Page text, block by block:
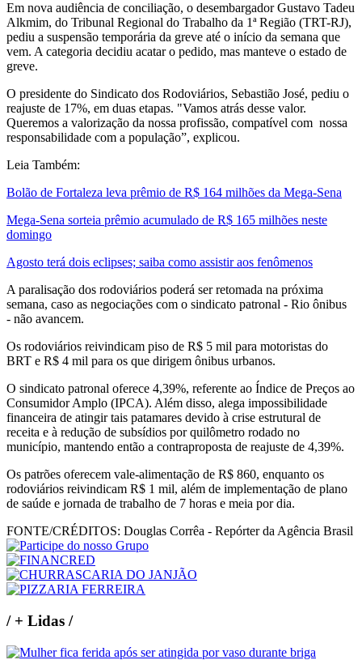
Em nova audiência de conciliação, o desembargador Gustavo Tadeu
Alkmim, do Tribunal Regional do Trabalho da 1ª Região (TRT-RJ),
pediu a suspensão temporária da greve até o início da semana que
vem. A categoria decidiu acatar o pedido, mas manteve o estado de
greve.
O presidente do Sindicato dos Rodoviários, Sebastião José, pediu o
reajuste de 17%, em duas etapas. "Vamos atrás desse valor.
Queremos a valorização da nossa profissão, compatível com nossa
responsabilidade com a população”, explicou.
Leia Também:
Bolão de Fortaleza leva prêmio de R$ 164 milhões da Mega-Sena
Mega-Sena sorteia prêmio acumulado de R$ 165 milhões neste
domingo
Agosto terá dois eclipses; saiba como assistir aos fenômenos
A paralisação dos rodoviários poderá ser retomada na próxima
semana, caso as negociações com o sindicato patronal - Rio ônibus
- não avancem.
Os rodoviários reivindicam piso de R$ 5 mil para motoristas do
BRT e R$ 4 mil para os que dirigem ônibus urbanos.
O sindicato patronal oferece 4,39%, referente ao Índice de Preços ao
Consumidor Amplo (IPCA). Além disso, alega impossibilidade
financeira de atingir tais patamares devido à crise estrutural de
receita e à redução de subsídios por quilômetro rodado no
município, mantendo então a contraproposta de reajuste de 4,39%.
Os patrões oferecem vale-alimentação de R$ 860, enquanto os
rodoviários reivindicam R$ 1 mil, além de implementação de plano
de saúde e jornada de trabalho de 7 horas e meia por dia.
FONTE/CRÉDITOS: Douglas Corrêa - Repórter da Agência Brasil
/+ Lidas /